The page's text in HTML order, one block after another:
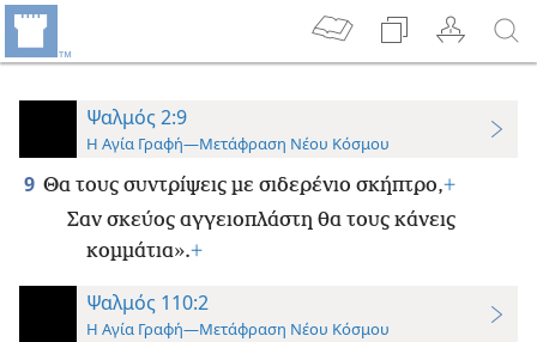
Ψαλμός 2:9
Η Αγία Γραφή—Μετάφραση Νέου Κόσμου
9 Θα τους συντρίψεις με σιδερένιο σκήπτρο,+
Σαν σκεύος αγγειοπλάστη θα τους κάνεις
κομμάτια».+
Ψαλμός 110:2
Η Αγία Γραφή—Μετάφραση Νέου Κόσμου